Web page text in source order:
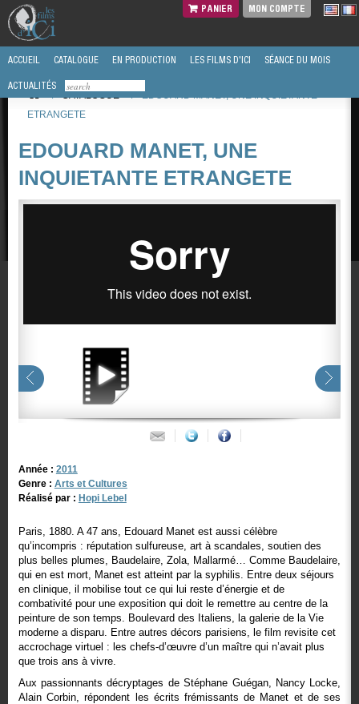
PANIER MON COMPTE
ACCUEIL CATALOGUE EN PRODUCTION LES FILMS D'ICI SÉANCE DU MOIS
ACTUALITÉS
/
CATALOGUE /
EDOUARD MANET, UNE INQUIETANTE
ETRANGETE
EDOUARD MANET, UNE
INQUIETANTE ETRANGETE
Année : 2011
Genre : Arts et Cultures
Réalisé par : Hopi Lebel
Paris, 1880. A 47 ans, Edouard Manet est aussi célèbre
qu’incompris : réputation sulfureuse, art à scandales, soutien des
plus belles plumes, Baudelaire, Zola, Mallarmé… Comme Baudelaire,
qui en est mort, Manet est atteint par la syphilis. Entre deux séjours
en clinique, il mobilise tout ce qui lui reste d’énergie et de
combativité pour une exposition qui doit le remettre au centre de la
peinture de son temps. Boulevard des Italiens, la galerie de la Vie
moderne a disparu. Entre autres décors parisiens, le film revisite cet
accrochage virtuel : les chefs-d’œuvre d’un maître qui n’avait plus
que trois ans à vivre.
Aux passionnants décryptages de Stéphane Guégan, Nancy Locke,
Alain Corbin, répondent les écrits frémissants de Manet et de ses